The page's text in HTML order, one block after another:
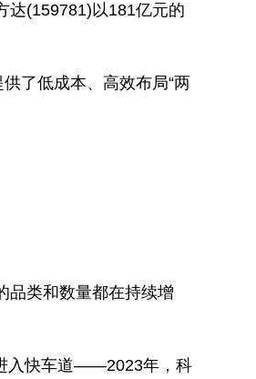
达(159781)以181亿元的
了低成本、高效布局“两
品类和数量都在持续增
入快车道——2023年，科